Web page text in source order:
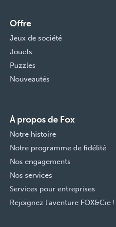
Offre
Jeux de société
Jouets
Puzzles
Nouveautés
À propos de Fox
Notre histoire
Notre programme de fidélité
Nos engagements
Nos services
Services pour entreprises
Rejoignez l'aventure FOX&Cie !